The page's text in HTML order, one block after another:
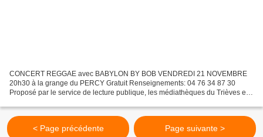
CONCERT REGGAE avec BABYLON BY BOB VENDREDI 21 NOVEMBRE
20h30 à la grange du PERCY Gratuit Renseignements: 04 76 34 87 30
Proposé par le service de lecture publique, les médiathèques du Trièves et
< Page précédente Page suivante >